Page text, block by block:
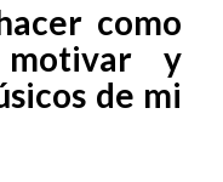
como
y
de mi